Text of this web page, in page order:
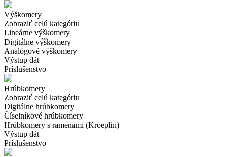
Výškomery
Zobraziť celú kategóriu
Lineárne výškomery
Digitálne výškomery
Analógové výškomery
Výstup dát
Príslušenstvo
Hrúbkomery
Zobraziť celú kategóriu
Digitálne hrúbkomery
Číselníkové hrúbkomery
Hrúbkomery s ramenami (Kroeplin)
Výstup dát
Príslušenstvo